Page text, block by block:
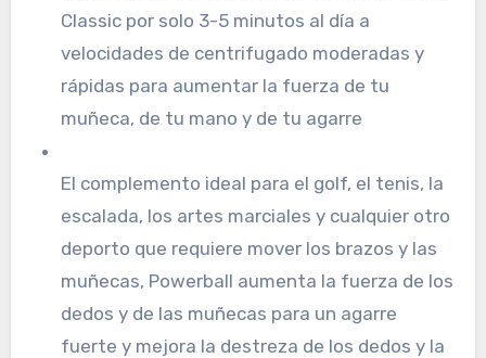
Classic por solo 3-5 minutos al día a
velocidades de centrifugado moderadas y
rápidas para aumentar la fuerza de tu
muñeca, de tu mano y de tu agarre
El complemento ideal para el golf, el tenis, la
escalada, los artes marciales y cualquier otro
deporto que requiere mover los brazos y las
muñecas, Powerball aumenta la fuerza de los
dedos y de las muñecas para un agarre
fuerte y mejora la destreza de los dedos y la